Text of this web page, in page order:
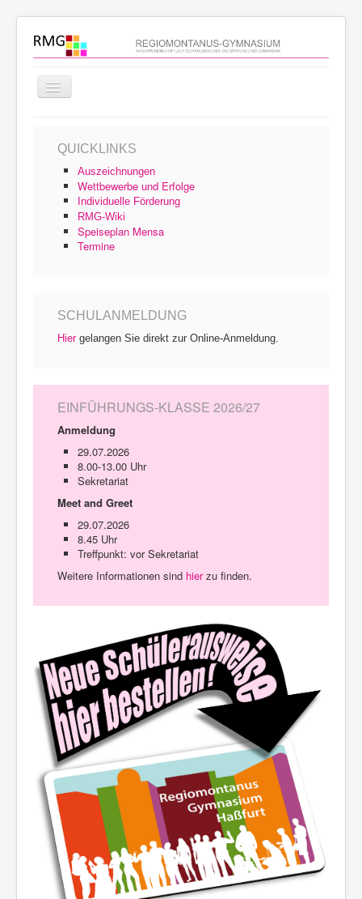
Navigation
an/aus
Schulprofil
Schulfamilie
Unterricht
Schulleben
QUICKLINKS
Auszeichnungen
Wettbewerbe und Erfolge
Individuelle Förderung
RMG-Wiki
Speiseplan Mensa
Termine
SCHULANMELDUNG
Hiergelangen Sie direkt zur Online-Anmeldung.
EINFÜHRUNGS-KLASSE 2026/27
Anmeldung
29.07.2026
8.00-13.00 Uhr
Sekretariat
Meet and Greet
29.07.2026
8.45 Uhr
Treffpunkt: vor Sekretariat
Weitere Informationen sind hierzu finden.